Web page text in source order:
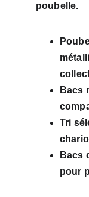
poubelle.
Bacs
Tri
Bacs
pour